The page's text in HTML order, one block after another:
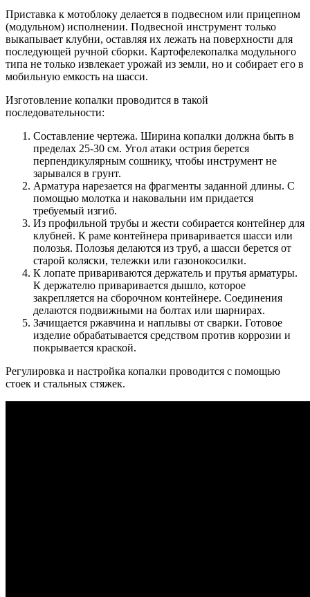
Приставка к мотоблоку делается в подвесном или прицепном
(модульном) исполнении. Подвесной инструмент только
выкапывает клубни, оставляя их лежать на поверхности для
последующей ручной сборки. Картофелекопалка модульного
типа не только извлекает урожай из земли, но и собирает его в
мобильную емкость на шасси.
Изготовление копалки проводится в такой
последовательности:
Составление чертежа. Ширина копалки должна быть в
пределах 25-30 см. Угол атаки острия берется
перпендикулярным сошнику, чтобы инструмент не
зарывался в грунт.
Арматура нарезается на фрагменты заданной длины. С
помощью молотка и наковальни им придается
требуемый изгиб.
Из профильной трубы и жести собирается контейнер для
клубней. К раме контейнера приваривается шасси или
полозья. Полозья делаются из труб, а шасси берется от
старой коляски, тележки или газонокосилки.
К лопате привариваются держатель и прутья арматуры.
К держателю приваривается дышло, которое
закрепляется на сборочном контейнере. Соединения
делаются подвижными на болтах или шарнирах.
Зачищается ржавчина и наплывы от сварки. Готовое
изделие обрабатывается средством против коррозии и
покрывается краской.
Регулировка и настройка копалки проводится с помощью
стоек и стальных стяжек.